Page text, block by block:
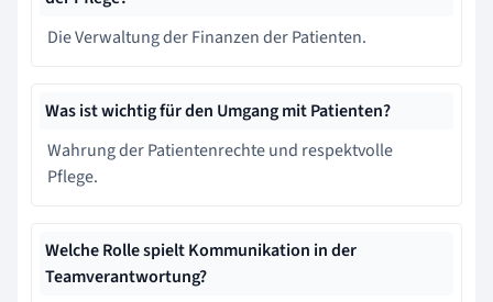
Die Verwaltung der Finanzen der Patienten.
Was ist wichtig für den Umgang mit Patienten?
Wahrung der Patientenrechte und respektvolle
Pflege.
Welche Rolle spielt Kommunikation in der
Teamverantwortung?